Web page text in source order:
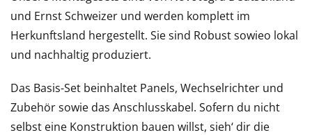
und Ernst Schweizer und werden komplett im
Herkunftsland hergestellt. Sie sind Robust sowieo lokal
und nachhaltig produziert.
Das Basis-Set beinhaltet Panels, Wechselrichter und
Zubehör sowie das Anschlusskabel. Sofern du nicht
selbst eine Konstruktion bauen willst, sieh‘ dir die